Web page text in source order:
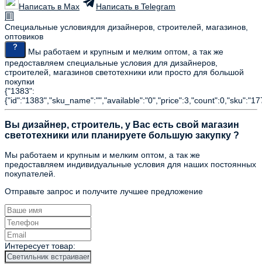
Написать в Max
Написать в Telegram
Специальные условиядля дизайнеров, строителей, магазинов,
оптовиков
Мы работаем и крупным и мелким оптом, а так же
предоставляем специальные условия для дизайнеров,
строителей, магазинов светотехники или просто для большой
покупки
{"1383":
Вы дизайнер, строитель, у Вас есть свой магазин
светотехники или планируете большую закупку ?
Мы работаем и крупным и мелким оптом, а так же
предоставляем индивидуальные условия для наших постоянных
покупателей.
Отправьте запрос и получите лучшее предложение
Интересует товар: